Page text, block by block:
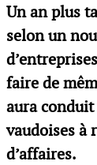
Un an plus
selon un
faire de
aura
vaudoises à
d’affaires.